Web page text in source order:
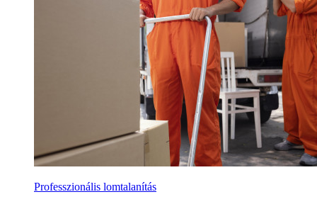
Professzionális lomtalanítás